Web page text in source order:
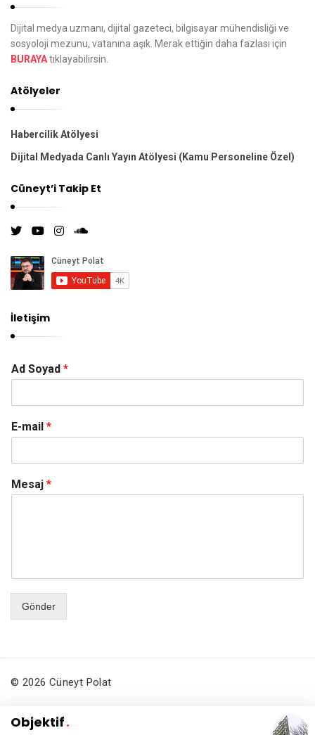
Dijital medya uzmanı, dijital gazeteci, bilgisayar mühendisliği ve
sosyoloji mezunu, vatanına aşık. Merak ettiğin daha fazlası için
BURAYAtıklayabilirsin.
Atölyeler
Habercilik Atölyesi
Dijital Medyada Canlı Yayın Atölyesi (Kamu Personeline Özel)
Cüneyt’i Takip Et
İletişim
Ad Soyad *
E-mail *
Mesaj *
Gönder
© 2026 Cüneyt Polat
Objektif.